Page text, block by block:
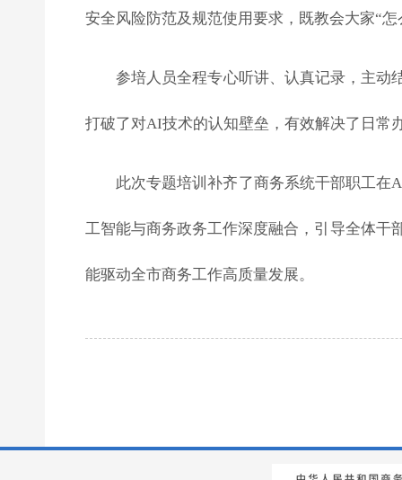
安全风险防范及规范使用要求，既教会大家“
参培人员全程专心听讲、认真记录，主动
打破了对AI技术的认知壁垒，有效解决了日常
此次专题培训补齐了商务系统干部职工在
工智能与商务政务工作深度融合，引导全体
能驱动全市商务工作高质量发展。